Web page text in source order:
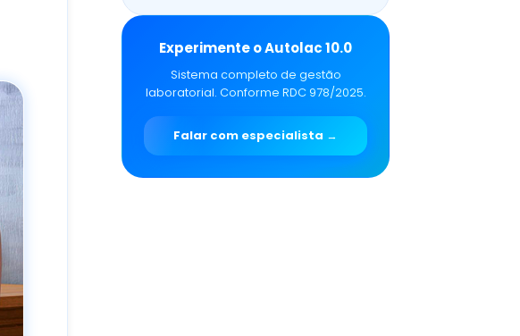
Experimente o Autolac 10.0
Sistema completo de gestão
laboratorial. Conforme RDC 978/2025.
Falar com especialista →